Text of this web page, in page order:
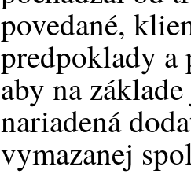
povedané,
predpoklady a
aby na
nariadená
vymazanej